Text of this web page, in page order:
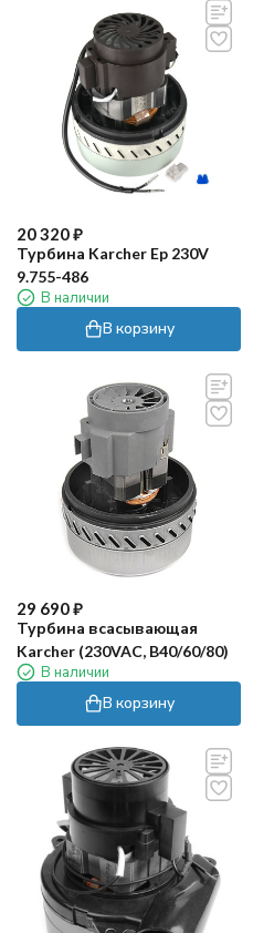
20 320₽
Турбина Karcher Ep 230V
9.755-486
В наличии
В корзину
29 690₽
Турбина всасывающая
Karcher (230VAC, B40/60/80)
В наличии
В корзину